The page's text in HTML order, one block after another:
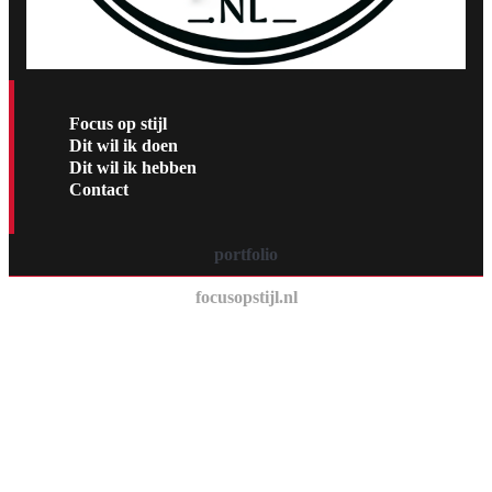
Focus op stijl
Dit wil ik doen
Dit wil ik hebben
Contact
portfolio
focusopstijl.nl